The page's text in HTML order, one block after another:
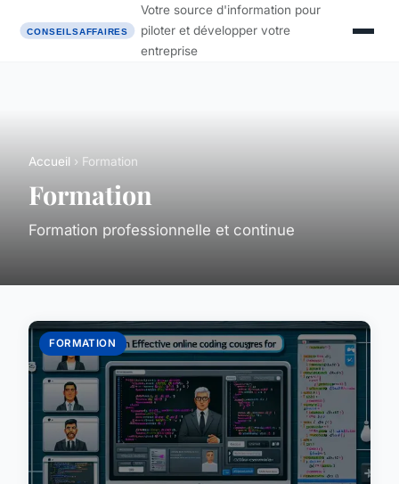
Votre source d'information pour
piloter et développer votre
entreprise
Accueil › Formation
Formation
Formation professionnelle et continue
FORMATION